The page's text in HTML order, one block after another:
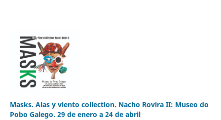
Masks. Alas y viento collection. Nacho Rovira II: Museo do
Pobo Galego. 29 de enero a 24 de abril